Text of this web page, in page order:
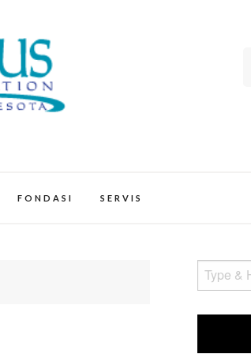
FONDASI SERVIS